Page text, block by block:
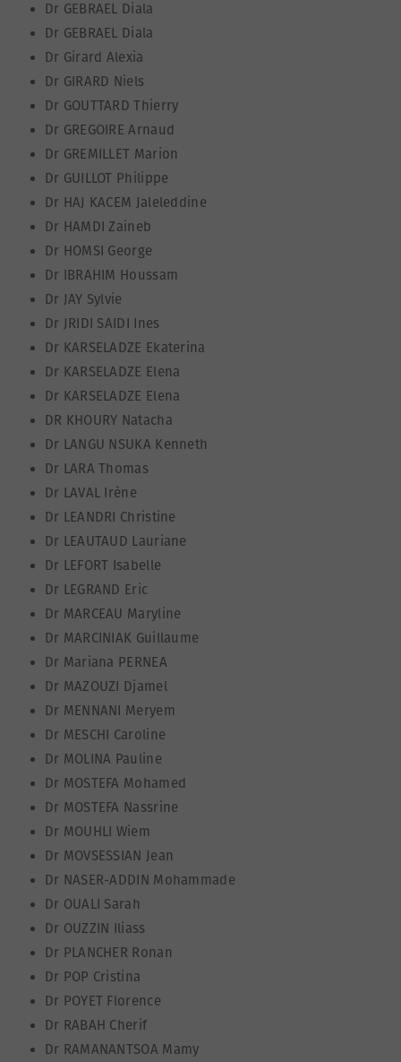
Dr GEBRAEL Diala
Dr GEBRAEL Diala
Dr Girard Alexia
Dr GIRARD Niels
Dr GOUTTARD Thierry
Dr GREGOIRE Arnaud
Dr GREMILLET Marion
Dr GUILLOT Philippe
Dr HAJ KACEM Jaleleddine
Dr HAMDI Zaineb
Dr HOMSI George
Dr IBRAHIM Houssam
Dr JAY Sylvie
Dr JRIDI SAIDI Ines
Dr KARSELADZE Ekaterina
Dr KARSELADZE Elena
Dr KARSELADZE Elena
DR KHOURY Natacha
Dr LANGU NSUKA Kenneth
Dr LARA Thomas
Dr LAVAL Irène
Dr LEANDRI Christine
Dr LEAUTAUD Lauriane
Dr LEFORT Isabelle
Dr LEGRAND Eric
Dr MARCEAU Maryline
Dr MARCINIAK Guillaume
Dr Mariana PERNEA
Dr MAZOUZI Djamel
Dr MENNANI Meryem
Dr MESCHI Caroline
Dr MOLINA Pauline
Dr MOSTEFA Mohamed
Dr MOSTEFA Nassrine
Dr MOUHLI Wiem
Dr MOVSESSIAN Jean
Dr NASER-ADDIN Mohammade
Dr OUALI Sarah
Dr OUZZIN Iliass
Dr PLANCHER Ronan
Dr POP Cristina
Dr POYET Florence
Dr RABAH Cherif
Dr RAMANANTSOA Mamy